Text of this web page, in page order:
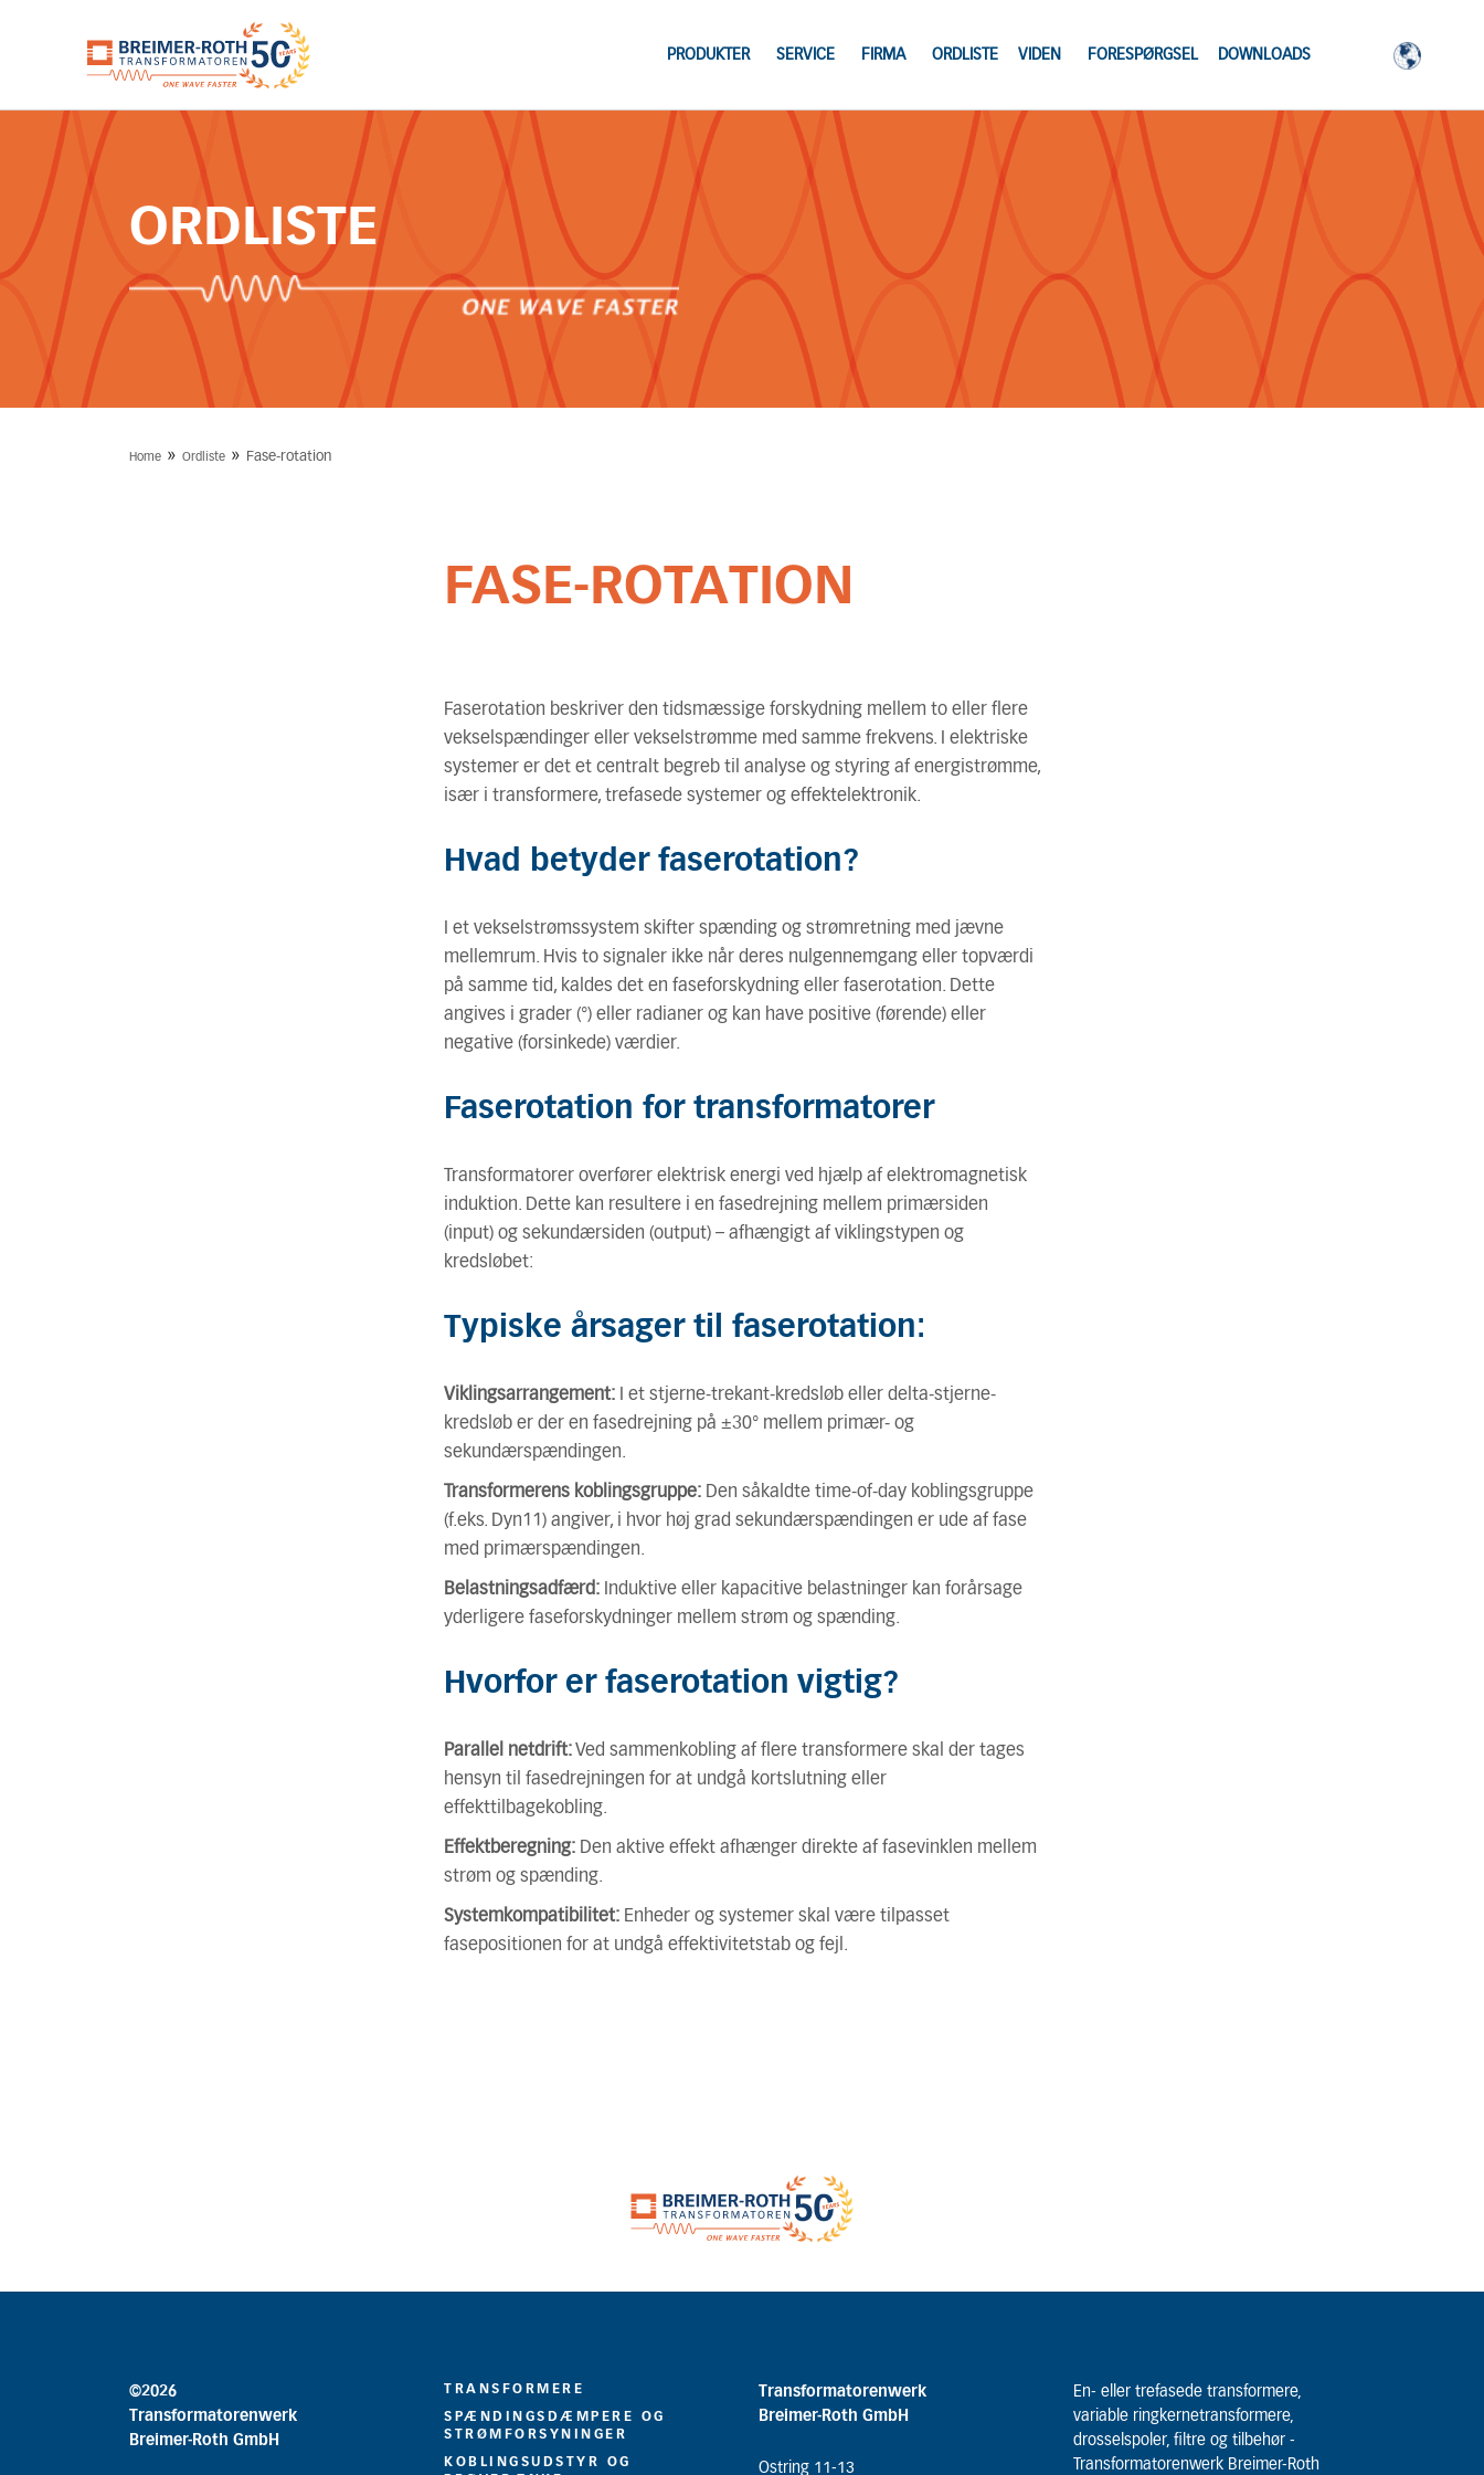
PRODUKTER SERVICE FIRMA ORDLISTE VIDEN FORESPØRGSEL DOWNLOADS
ORDLISTE
Home » Ordliste » Fase-rotation
FASE-ROTATION
Faserotation beskriver den tidsmæssige forskydning mellem to eller flere
vekselspændinger eller vekselstrømme med samme frekvens. I elektriske
systemer er det et centralt begreb til analyse og styring af energistrømme,
især i transformere, trefasede systemer og effektelektronik.
Hvad betyder faserotation?
I et vekselstrømssystem skifter spænding og strømretning med jævne
mellemrum. Hvis to signaler ikke når deres nulgennemgang eller topværdi
på samme tid, kaldes det en faseforskydning eller faserotation. Dette
angives i grader (°) eller radianer og kan have positive (førende) eller
negative (forsinkede) værdier.
Faserotation for transformatorer
Transformatorer overfører elektrisk energi ved hjælp af elektromagnetisk
induktion. Dette kan resultere i en fasedrejning mellem primærsiden
(input) og sekundærsiden (output) – afhængigt af viklingstypen og
kredsløbet:
Typiske årsager til faserotation:
Viklingsarrangement: I et stjerne-trekant-kredsløb eller delta-stjerne-
kredsløb er der en fasedrejning på ±30° mellem primær- og
sekundærspændingen.
Transformerens koblingsgruppe: Den såkaldte time-of-day koblingsgruppe
(f.eks. Dyn11) angiver, i hvor høj grad sekundærspændingen er ude af fase
med primærspændingen.
Belastningsadfærd: Induktive eller kapacitive belastninger kan forårsage
yderligere faseforskydninger mellem strøm og spænding.
Hvorfor er faserotation vigtig?
Parallel netdrift:Ved sammenkobling af flere transformere skal der tages
hensyn til fasedrejningen for at undgå kortslutning eller
effekttilbagekobling.
Effektberegning: Den aktive effekt afhænger direkte af fasevinklen mellem
strøm og spænding.
Systemkompatibilitet: Enheder og systemer skal være tilpasset
fasepositionen for at undgå effektivitetstab og fejl.
©2026
Transformatorenwerk
Breimer-Roth GmbH
TRANSFORMERE
SPÆNDINGSDÆMPERE OG
STRØMFORSYNINGER
KOBLINGSUDSTYR OG
Transformatorenwerk
Breimer-Roth GmbH
Ostring 11-13
En- eller trefasede transformere,
variable ringkernetransformere,
drosselspoler, filtre og tilbehør -
Transformatorenwerk Breimer-Roth